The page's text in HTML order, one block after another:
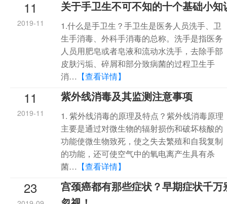
11
2019-11
关于手卫生不可不知的十个基础小知
1.什么是手卫生？手卫生是医务人员洗手、卫
生手消毒、外科手消毒的总称。洗手是指医务
人员用肥皂或者皂液和流动水洗手，去除手部
皮肤污垢、碎屑和部分致病菌的过程卫生手
消… 【查看详情】
11
2019-11
紫外线消毒及其监测注意事项
1. 紫外线消毒的原理及特点？紫外线消毒原理
主要是通过对微生物的辐射损伤和破坏核酸的
功能使微生物致死，使之失去繁殖和自我复制
的功能，还可使空气中的氧电离产生具有杀
菌… 【查看详情】
23
宫颈癌都有那些症状？早期症状千万